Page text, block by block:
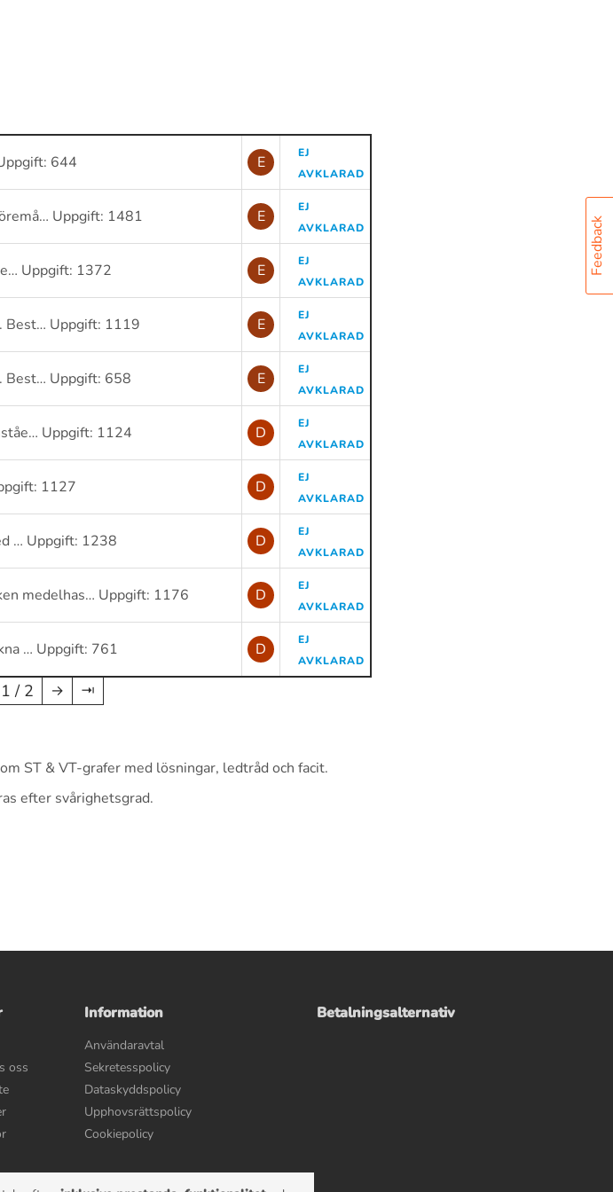
Feedback
644 E
EJ
AVKLARAD
Uppgift: 1481 E
EJ
AVKLARAD
Uppgift: 1372 E
EJ
AVKLARAD
Best… Uppgift: 1119 E
EJ
AVKLARAD
Best… Uppgift: 658 E
EJ
AVKLARAD
Uppgift: 1124 D
EJ
AVKLARAD
1127 D
EJ
AVKLARAD
… Uppgift: 1238 D
EJ
AVKLARAD
medelhas… Uppgift: 1176 D
EJ
AVKLARAD
… Uppgift: 761 D
EJ
AVKLARAD
1 / 2 → ⇥
ST & VT-grafer med lösningar, ledtråd och facit.
efter svårighetsgrad.
oss
Information
Användaravtal
Sekretesspolicy
Dataskyddspolicy
Upphovsrättspolicy
Cookiepolicy
Betalningsalternativ